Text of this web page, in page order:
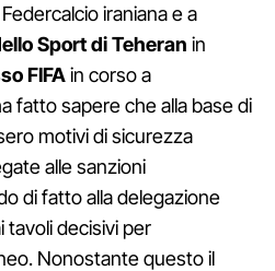
iraniana e a
Sport di Teheran in
FIFAin corso a
fatto sapere che alla base di
motivi di sicurezza
alle sanzioni
di fatto alla delegazione
tavoli decisivi per
Nonostante questo il